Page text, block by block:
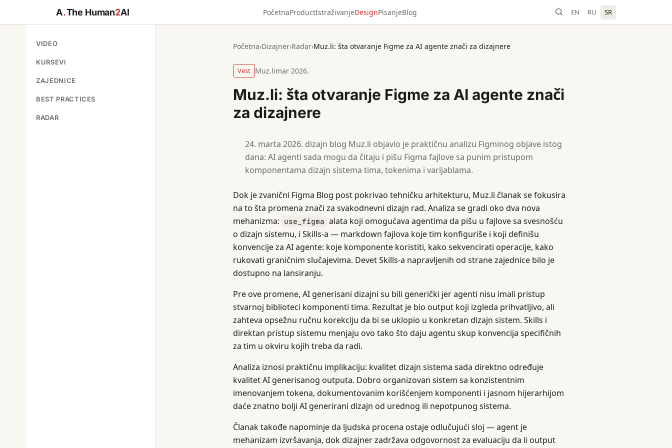
A.The Human2AI PočetnaProductIstraživanjeDesignPisanjeBlog EN RU SR
VIDEO
KURSEVI
ZAJEDNICE
BEST PRACTICES
RADAR
Početna›Dizajner›Radar›Muz.li: šta otvaranje Figme za AI agente znači za dizajnere
Vest Muz.limar 2026.
Muz.li: šta otvaranje Figme za AI agente znači
za dizajnere
marta 2026. dizajn blog Muz.li objavio je praktičnu analizu Figminog objave istog
dana: AI agenti sada mogu da čitaju i pišu Figma fajlove sa punim pristupom
komponentama dizajn sistema tima, tokenima i varijablama.
Dok je zvanični Figma Blog post pokrivao tehničku arhitekturu, Muz.li članak se fokusira
na to šta promena znači za svakodnevni dizajn rad. Analiza se gradi oko dva nova
mehanizma: use_figma alata koji omogućava agentima da pišu u fajlove sa svesnošću
o dizajn sistemu, i Skills-a — markdown fajlova koje tim konfiguriše i koji definišu
konvencije za AI agente: koje komponente koristiti, kako sekvencirati operacije, kako
rukovati graničnim slučajevima. Devet Skills-a napravljenih od strane zajednice bilo je
dostupno na lansiranju.
Pre ove promene, AI generisani dizajni su bili generički jer agenti nisu imali pristup
stvarnoj biblioteci komponenti tima. Rezultat je bio output koji izgleda prihvatljivo, ali
zahteva opsežnu ručnu korekciju da bi se uklopio u konkretan dizajn sistem. Skills i
direktan pristup sistemu menjaju ovo tako što daju agentu skup konvencija specifičnih
za tim u okviru kojih treba da radi.
Analiza iznosi praktičnu implikaciju: kvalitet dizajn sistema sada direktno određuje
kvalitet AI generisanog outputa. Dobro organizovan sistem sa konzistentnim
imenovanjem tokena, dokumentovanim korišćenjem komponenti i jasnom hijerarhijom
daće znatno bolji AI generirani dizajn od urednog ili nepotpunog sistema.
Članak takođe napominje da ljudska procena ostaje odlučujući sloj — agent je
mehanizam izvršavanja, dok dizajner zadržava odgovornost za evaluaciju da li output